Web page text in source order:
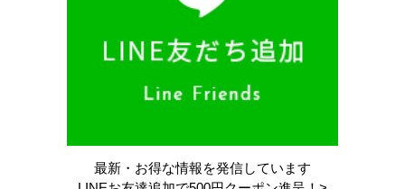
最新・お得な情報を発信しています